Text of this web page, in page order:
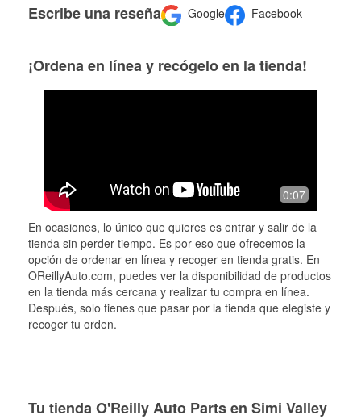
Escribe una reseña Google Facebook
¡Ordena en línea y recógelo en la tienda!
0:07
En ocasiones, lo único que quieres es entrar y salir de la
tienda sin perder tiempo. Es por eso que ofrecemos la
opción de ordenar en línea y recoger en tienda gratis. En
OReillyAuto.com, puedes ver la disponibilidad de productos
en la tienda más cercana y realizar tu compra en línea.
Después, solo tienes que pasar por la tienda que elegiste y
recoger tu orden.
Tu tienda O'Reilly Auto Parts en Simi Valley